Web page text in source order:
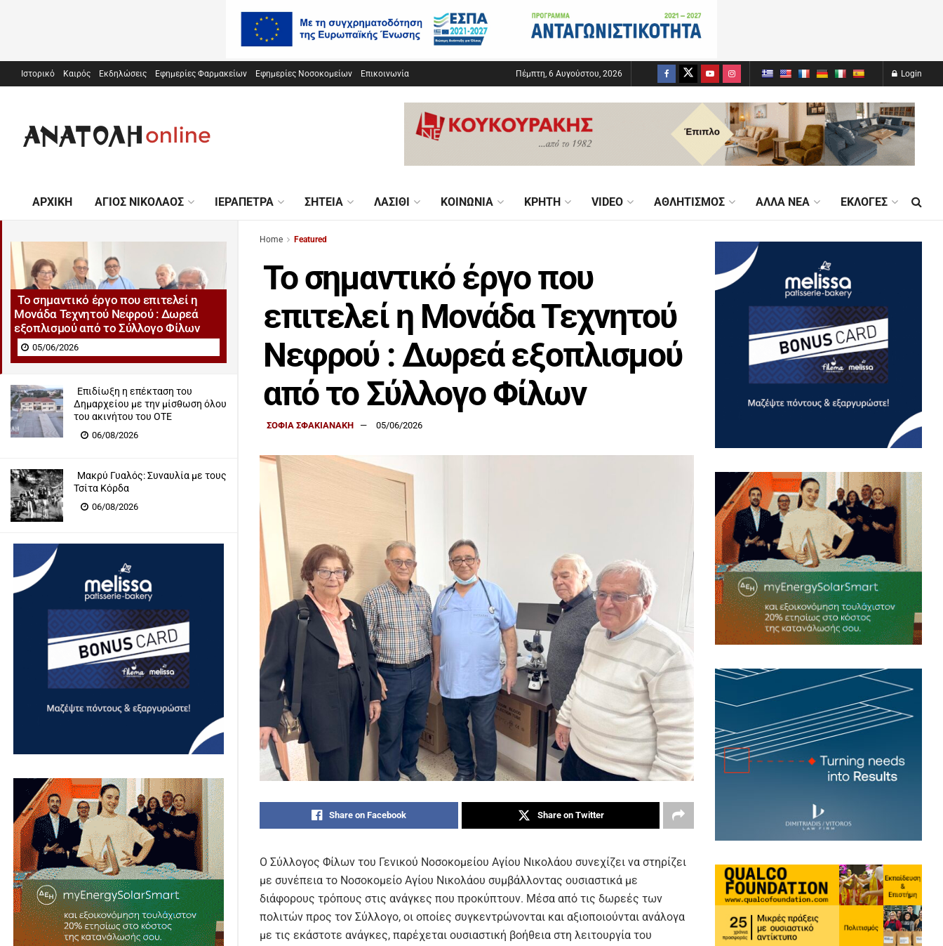
Το σημαντικό έργο που επιτελεί η
Μονάδα Τεχνητού Νεφρού : Δωρεά
εξοπλισμού από το Σύλλογο Φίλων
05/06/2026
Επιδίωξη η επέκταση του
Δημαρχείου με την μίσθωση όλου
του ακινήτου του ΟΤΕ
06/08/2026
Μακρύ Γυαλός: Συναυλία με τους
Τσίτα Κόρδα
06/08/2026
Ιστορικό Καιρός Εκδηλώσεις Εφημερίες Φαρμακείων Εφημερίες Νοσοκομείων Επικοινωνία Πέμπτη, 6 Αυγούστου, 2026 Login
ΑΡΧΙΚΉ ΆΓΙΟΣ ΝΙΚΌΛΑΟΣ ΙΕΡΆΠΕΤΡΑ ΣΗΤΕΊΑ ΛΑΣΊΘΙ ΚΟΙΝΩΝΊΑ ΚΡΉΤΗ VIDEO ΑΘΛΗΤΙΣΜΌΣ ΆΛΛΑ ΝΈΑ ΕΚΛΟΓΈΣ
Home Featured
Το σημαντικό έργο που
επιτελεί η Μονάδα Τεχνητού
Νεφρού : Δωρεά εξοπλισμού
από το Σύλλογο Φίλων
ΣΟΦΙΑ ΣΦΑΚΙΑΝΑΚΗ 05/06/2026
Share on Facebook Share on Twitter
Ο Σύλλογος Φίλων του Γενικού Νοσοκομείου Αγίου Νικολάου συνεχίζει να στηρίζει
με συνέπεια το Νοσοκομείο Αγίου Νικολάου συμβάλλοντας ουσιαστικά με
διάφορους τρόπους στις ανάγκες που προκύπτουν. Μέσα από τις δωρεές των
πολιτών προς τον Σύλλογο, οι οποίες συγκεντρώνονται και αξιοποιούνται ανάλογα
με τις εκάστοτε ανάγκες, παρέχεται ουσιαστική βοήθεια στη λειτουργία του